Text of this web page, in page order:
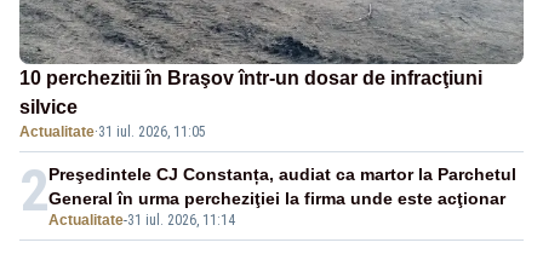
10 perchezitii în Braşov într-un dosar de infracţiuni
silvice
Actualitate·31 iul. 2026, 11:05
2Actualitate-31 iul. 2026, 11:14
Preşedintele CJ Constanța, audiat ca martor la Parchetul
General în urma percheziţiei la firma unde este acţionar